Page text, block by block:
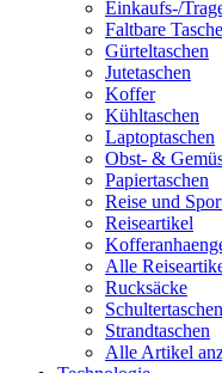
Einkaufs-/
Faltbare
Gürteltaschen
Jutetaschen
Koffer
Kühltaschen
Laptoptaschen
Obst- &
Papiertaschen
Reise und
Reiseartikel
Alle
Rucksäcke
Schultertaschen
Strandtaschen
Alle Artikel